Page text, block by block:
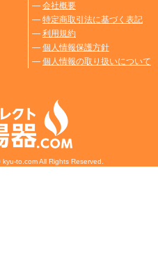
― 会社概要
― 特定商取引法に基づく表記
― 利用規約
― 個人情報保護方針
― 個人情報の取り扱いについて
to.com All Rights Reserved.